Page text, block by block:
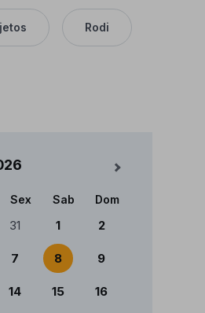
Rodi
Mês Seguinte
Sex Sab Dom
31 1 2
7 8 9
14 15 16